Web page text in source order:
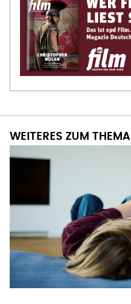
WEITERES ZUM THEMA